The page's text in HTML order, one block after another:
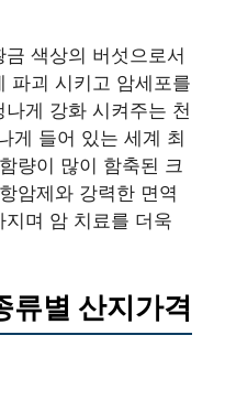
색상의 버섯으로서
파괴 시키고 암세포를
게 강화 시켜주는 천
게 들어 있는 세계 최
량이 많이 함축된 크
암제와 강력한 면역
며 암 치료를 더욱
류별 산지가격